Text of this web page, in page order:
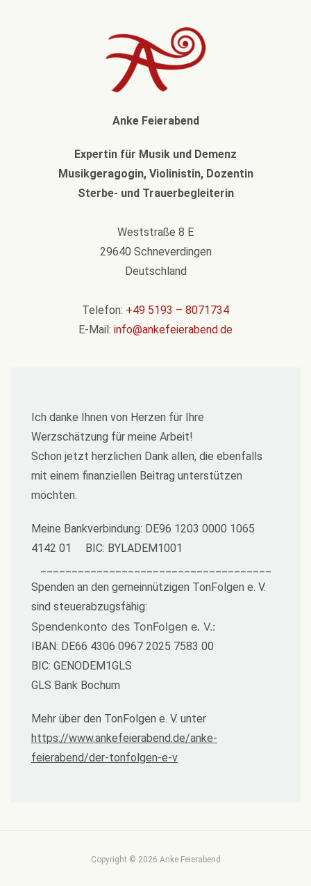
Anke Feierabend
Expertin für Musik und Demenz
Musikgeragogin, Violinistin, Dozentin
Sterbe- und Trauerbegleiterin
Weststraße 8 E
29640 Schneverdingen
Deutschland
Telefon: +49 5193 – 8071734
E-Mail: info@ankefeierabend.de
Ich danke Ihnen von Herzen für Ihre
Werzschätzung für meine Arbeit!
Schon jetzt herzlichen Dank allen, die ebenfalls
mit einem finanziellen Beitrag unterstützen
möchten.
Meine Bankverbindung: DE96 1203 0000 1065
4142 01 BIC: BYLADEM1001
Spenden an den gemeinnützigen TonFolgen e. V.
sind steuerabzugsfähig:
Spendenkonto des TonFolgen e. V.:
IBAN: DE66 4306 0967 2025 7583 00
BIC: GENODEM1GLS
GLS Bank Bochum
Mehr über den TonFolgen e. V. unter
https://www.ankefeierabend.de/anke-
feierabend/der-tonfolgen-e-v
Copyright © 2026 Anke Feierabend